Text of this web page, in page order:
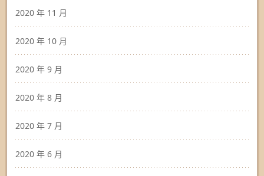
2020 年 11 月
2020 年 10 月
2020 年 9 月
2020 年 8 月
2020 年 7 月
2020 年 6 月